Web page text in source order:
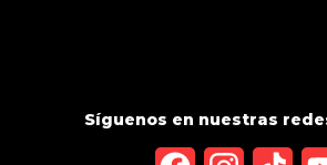
Síguenos en nuestras